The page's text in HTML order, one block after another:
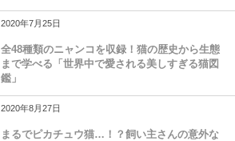
2020年7月25日
全48種類のニャンコを収録！猫の歴史から生態
まで学べる「世界中で愛される美しすぎる猫図
鑑」
2020年8月27日
まるでピカチュウ猫…！？飼い主さんの意外な